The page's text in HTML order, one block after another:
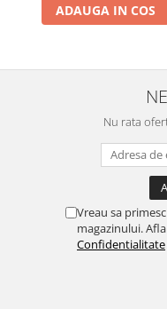
ADAUGA IN COS
Nu rata
Vreau sa
magazinului.
Confidentialitate